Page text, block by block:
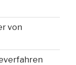
von